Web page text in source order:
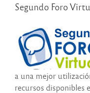
Segundo Foro
a una mejor
recursos disponibles